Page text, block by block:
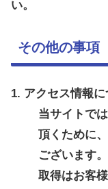
い。
その他の事項
1. アクセス情報に
当サイトで
頂くために
ございます
取得はお客